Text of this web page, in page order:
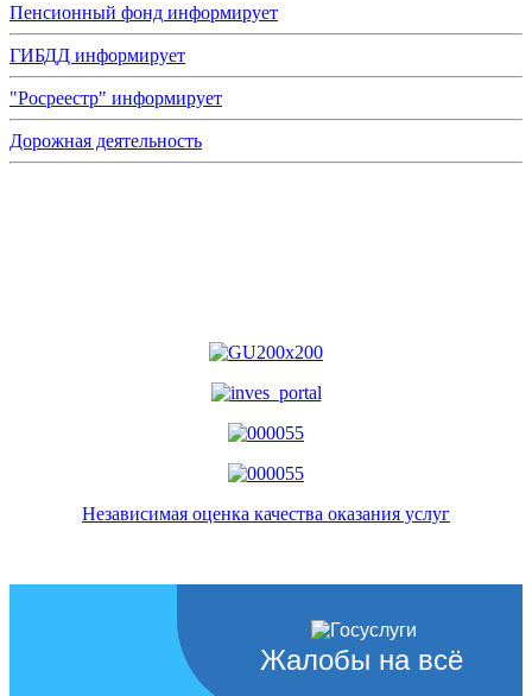
Пенсионный фонд информирует
ГИБДД информирует
"Росреестр" информирует
Дорожная деятельность
Независимая оценка качества оказания услуг
Жалобы на всё